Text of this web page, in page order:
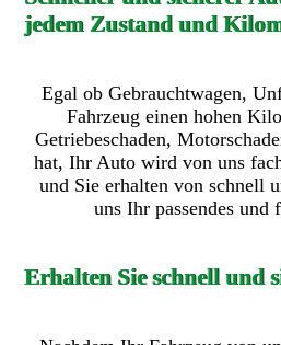
jedem Zustand und
Egal ob Gebrauchtwagen,
Fahrzeug einen hohen
Getriebeschaden,
hat, Ihr Auto wird von uns
und Sie erhalten von schnell
uns Ihr passendes und
Erhalten Sie schnell und